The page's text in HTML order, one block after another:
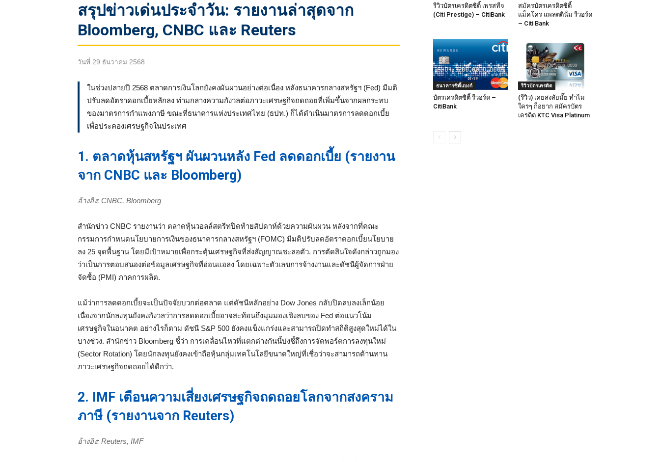
สรุปข่าวเด่นประจำวัน: รายงานล่าสุดจาก
Bloomberg, CNBC และ Reuters
วันที่ 29 ธันวาคม 2568
ในช่วงปลายปี 2568 ตลาดการเงินโลกยังคงผันผวนอย่างต่อเนื่อง หลังธนาคารกลางสหรัฐฯ (Fed) มีมติ
ปรับลดอัตราดอกเบี้ยหลักลง ท่ามกลางความกังวลต่อภาวะเศรษฐกิจถดถอยที่เพิ่มขึ้นจากผลกระทบ
ของมาตรการกำแพงภาษี ขณะที่ธนาคารแห่งประเทศไทย (ธปท.) ก็ได้ดำเนินมาตรการลดดอกเบี้ย
เพื่อประคองเศรษฐกิจในประเทศ
1. ตลาดหุ้นสหรัฐฯ ผันผวนหลัง Fed ลดดอกเบี้ย (รายงาน
จาก CNBC และ Bloomberg)
อ้างอิง: CNBC, Bloomberg
สำนักข่าว CNBC รายงานว่า ตลาดหุ้นวอลล์สตรีทปิดท้ายสัปดาห์ด้วยความผันผวน หลังจากที่คณะ
กรรมการกำหนดนโยบายการเงินของธนาคารกลางสหรัฐฯ (FOMC) มีมติปรับลดอัตราดอกเบี้ยนโยบาย
ลง 25 จุดพื้นฐาน โดยมีเป้าหมายเพื่อกระตุ้นเศรษฐกิจที่ส่งสัญญาณชะลอตัว. การตัดสินใจดังกล่าวถูกมอง
ว่าเป็นการตอบสนองต่อข้อมูลเศรษฐกิจที่อ่อนแอลง โดยเฉพาะตัวเลขการจ้างงานและดัชนีผู้จัดการฝ่าย
จัดซื้อ (PMI) ภาคการผลิต.
แม้ว่าการลดดอกเบี้ยจะเป็นปัจจัยบวกต่อตลาด แต่ดัชนีหลักอย่าง Dow Jones กลับปิดลบลงเล็กน้อย
เนื่องจากนักลงทุนยังคงกังวลว่าการลดดอกเบี้ยอาจสะท้อนถึงมุมมองเชิงลบของ Fed ต่อแนวโน้ม
เศรษฐกิจในอนาคต อย่างไรก็ตาม ดัชนี S&P 500 ยังคงแข็งแกร่งและสามารถปิดทำสถิติสูงสุดใหม่ได้ใน
บางช่วง. สำนักข่าว Bloomberg ชี้ว่า การเคลื่อนไหวที่แตกต่างกันนี้บ่งชี้ถึงการจัดพอร์ตการลงทุนใหม่
(Sector Rotation) โดยนักลงทุนยังคงเข้าถือหุ้นกลุ่มเทคโนโลยีขนาดใหญ่ที่เชื่อว่าจะสามารถต้านทาน
ภาวะเศรษฐกิจถดถอยได้ดีกว่า.
2. IMF เตือนความเสี่ยงเศรษฐกิจถดถอยโลกจากสงคราม
ภาษี (รายงานจาก Reuters)
อ้างอิง: Reuters, IMF
รีวิวบัตรเครดิตซิตี้ เพรสทีจ
(Citi Prestige) – CitiBank
สมัครบัตรเครดิตซิตี้
แม็คโคร แพลตตินั่ม รีวอร์ด
– Citi Bank
ธนาคารซิตี้แบงก์
บัตรเครดิตซิตี้ รีวอร์ด –
CitiBank
รีวิวบัตรเครดิต
(รีวิว) เคยสงสัยมั๊ย ทำไม
ใครๆ ก็อยาก สมัครบัตร
เครดิต KTC Visa Platinum